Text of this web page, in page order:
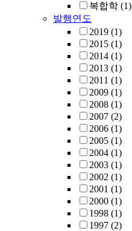
복합학 (1)
발행연도
2019 (1)
2015 (1)
2014 (1)
2013 (1)
2011 (1)
2009 (1)
2008 (1)
2007 (2)
2006 (1)
2005 (1)
2004 (1)
2003 (1)
2002 (1)
2001 (1)
2000 (1)
1998 (1)
1997 (2)